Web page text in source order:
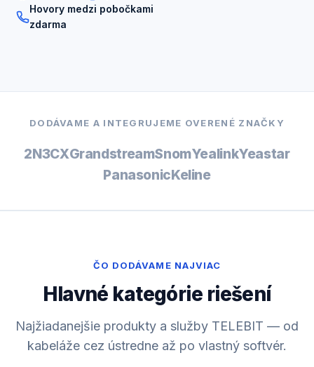
Hovory medzi pobočkami
zdarma
DODÁVAME A INTEGRUJEME OVERENÉ ZNAČKY
2N3CXGrandstreamSnomYealinkYeastar
PanasonicKeline
ČO DODÁVAME NAJVIAC
Hlavné kategórie riešení
Najžiadanejšie produkty a služby TELEBIT — od
kabeláže cez ústredne až po vlastný softvér.